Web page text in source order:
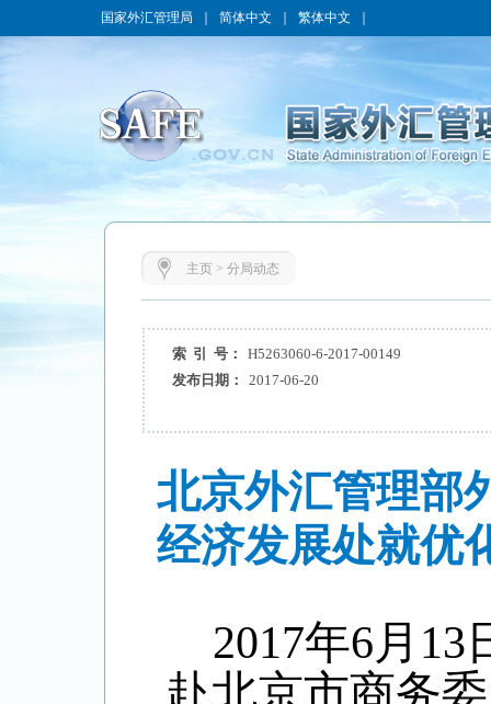
国家外汇管理局 简体中文 繁体中文
主页> 分局动态
索 引 号：
H5263060-6-2017-00149
发布日期：
2017-06-20
北京外汇管理部
经济发展处就优
2017年6月 13
赴北京市商务